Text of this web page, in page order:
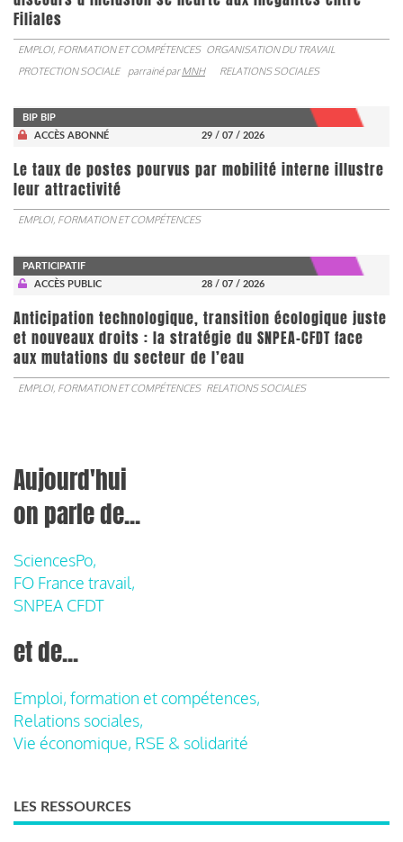
Filiales
EMPLOI, FORMATION ET COMPÉTENCES ORGANISATION DU TRAVAIL
PROTECTION SOCIALE
parrainé parMNH RELATIONS SOCIALES
BIP BIP
ACCÈS ABONNÉ
29 / 07 / 2026
Le taux de postes pourvus par mobilité interne illustre
leur attractivité
EMPLOI, FORMATION ET COMPÉTENCES
PARTICIPATIF
ACCÈS PUBLIC
28 / 07 / 2026
Anticipation technologique, transition écologique juste
et nouveaux droits : la stratégie du SNPEA-CFDT face
aux mutations du secteur de l’eau
EMPLOI, FORMATION ET COMPÉTENCES RELATIONS SOCIALES
Aujourd'hui
on parle de...
SciencesPo,
FO France travail,
SNPEA CFDT
et de...
Emploi, formation et compétences,
Relations sociales,
Vie économique, RSE & solidarité
LES RESSOURCES